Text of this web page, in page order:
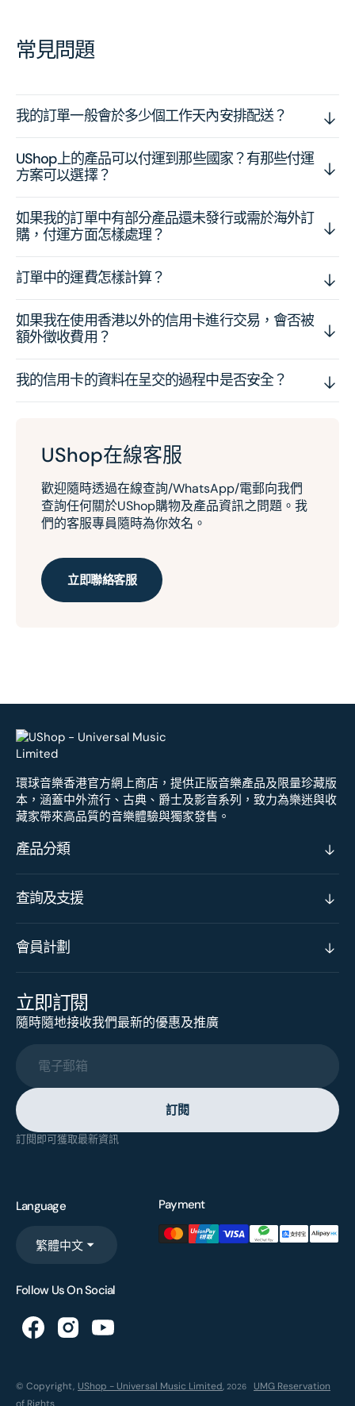
常見問題
我的訂單一般會於多少個工作天內安排配送？
UShop上的產品可以付運到那些國家？有那些付運
方案可以選擇？
如果我的訂單中有部分產品還未發行或需於海外訂
購，付運方面怎樣處理？
訂單中的運費怎樣計算？
如果我在使用香港以外的信用卡進行交易，會否被
額外徵收費用？
我的信用卡的資料在呈交的過程中是否安全？
UShop在線客服
歡迎隨時透過在線查詢/WhatsApp/電郵向我們
查詢任何關於UShop購物及產品資訊之問題。我
們的客服專員隨時為你效名。
立即聯絡客服
環球音樂香港官方網上商店，提供正版音樂產品及限量珍藏版
本，涵蓋中外流行、古典、爵士及影音系列，致力為樂迷與收
藏家帶來高品質的音樂體驗與獨家發售。
產品分類
查詢及支援
會員計劃
立即訂閱
隨時隨地接收我們最新的優惠及推廣
電子郵箱
訂閱
訂閱即可獲取最新資訊
Language
繁體中文
Payment
Follow Us On Social
© Copyright, UShop - Universal Music Limited, 2026
UMG Reservation